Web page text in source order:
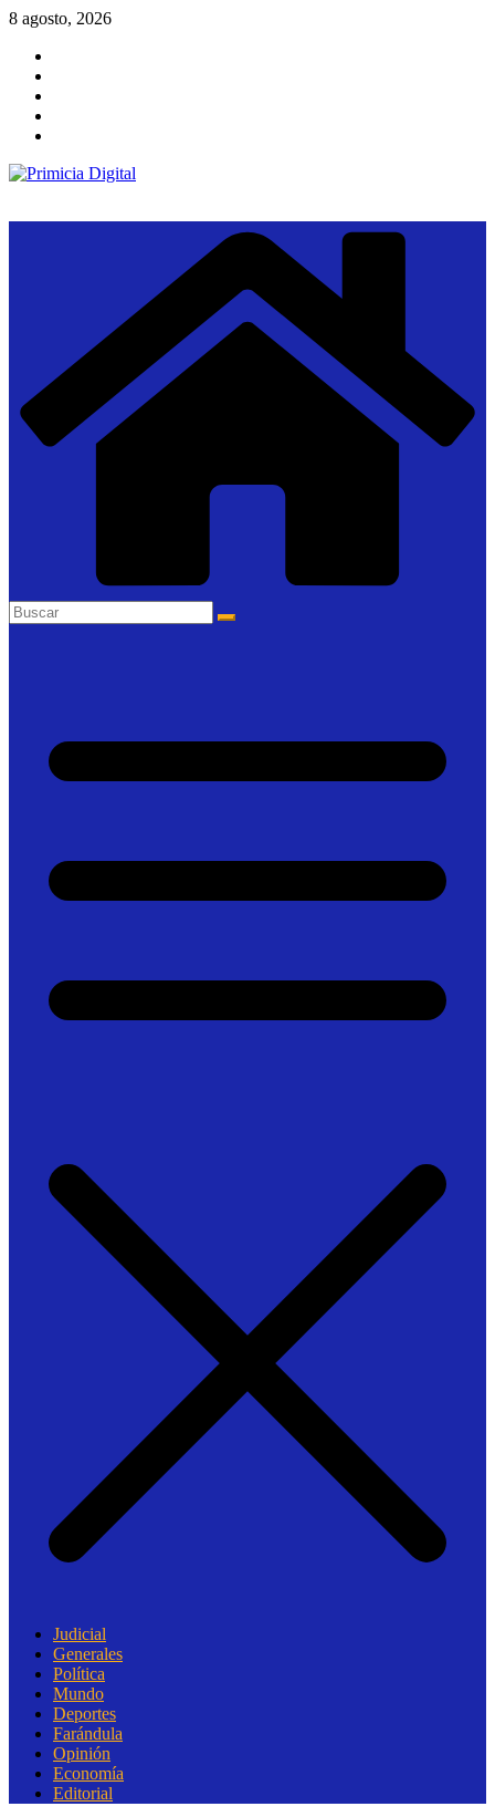
Saltar
contenido
8 agosto, 2026
Judicial
Generales
Política
Mundo
Deportes
Farándula
Opinión
Economía
Editorial